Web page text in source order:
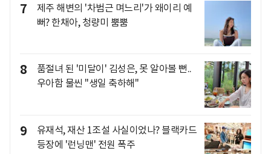
7
제주 해변의 '차범근 며느리'가 왜이리 예
뻐? 한채아, 청량미 뿜뿜
8
품절녀 된 '미달이' 김성은, 못 알아볼 뻔..
우아함 물씬 "생일 축하해"
9
유재석, 재산 1조설 사실이었나? 블랙카드
등장에 '런닝맨' 전원 폭주